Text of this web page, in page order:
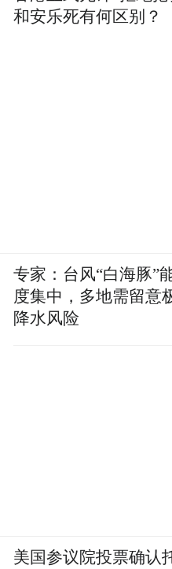
和安乐死有何区别？
专家：台风“白海豚”
度集中，多地需留意
降水风险
美国参议院投票确认